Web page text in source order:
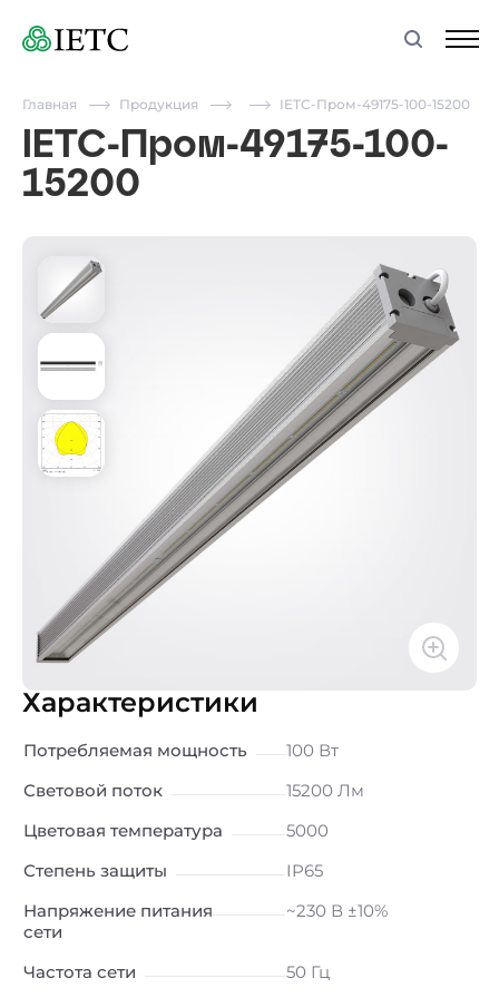
Главная Продукция IETC-Пром-49175-100-15200
IETC-Пром-49175-100-
15200
Характеристики
Потребляемая мощность
100 Вт
Световой поток
15200 Лм
Цветовая температура
5000
Степень защиты
IP65
Напряжение питания
сети
~230 В ±10%
Частота сети
50 Гц